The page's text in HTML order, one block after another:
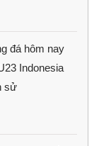
đá hôm nay
Indonesia
sử